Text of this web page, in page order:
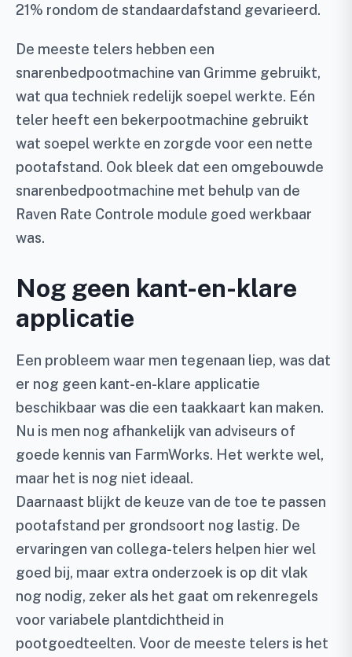
21% rondom de standaardafstand gevarieerd.
De meeste telers hebben een
snarenbedpootmachine van Grimme gebruikt,
wat qua techniek redelijk soepel werkte. Eén
teler heeft een bekerpootmachine gebruikt
wat soepel werkte en zorgde voor een nette
pootafstand. Ook bleek dat een omgebouwde
snarenbedpootmachine met behulp van de
Raven Rate Controle module goed werkbaar
was.
Nog geen kant-en-klare
applicatie
Een probleem waar men tegenaan liep, was dat
er nog geen kant-en-klare applicatie
beschikbaar was die een taakkaart kan maken.
Nu is men nog afhankelijk van adviseurs of
goede kennis van FarmWorks. Het werkte wel,
maar het is nog niet ideaal.
Daarnaast blijkt de keuze van de toe te passen
pootafstand per grondsoort nog lastig. De
ervaringen van collega-telers helpen hier wel
goed bij, maar extra onderzoek is op dit vlak
nog nodig, zeker als het gaat om rekenregels
voor variabele plantdichtheid in
pootgoedteelten. Voor de meeste telers is het